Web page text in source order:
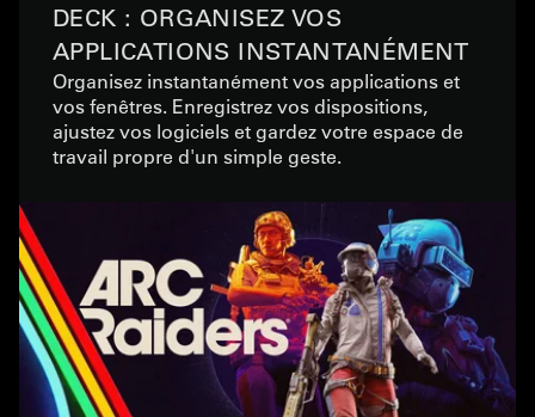
DECK : ORGANISEZ VOS
APPLICATIONS INSTANTANÉMENT
Organisez instantanément vos applications et
vos fenêtres. Enregistrez vos dispositions,
ajustez vos logiciels et gardez votre espace de
travail propre d'un simple geste.